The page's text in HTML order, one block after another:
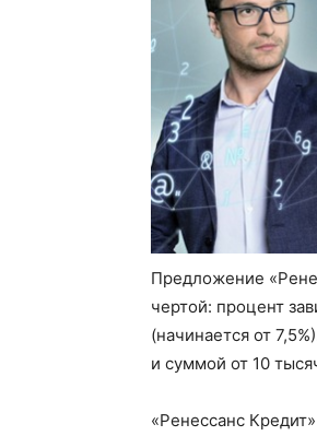
Предложение
чертой: процент
(начинается от
и суммой от 10
«Ренессанс